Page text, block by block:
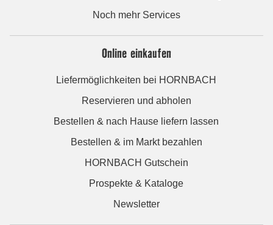
Noch mehr Services
Online einkaufen
Liefermöglichkeiten bei HORNBACH
Reservieren und abholen
Bestellen & nach Hause liefern lassen
Bestellen & im Markt bezahlen
HORNBACH Gutschein
Prospekte & Kataloge
Newsletter